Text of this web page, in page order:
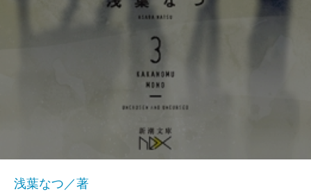
浅葉なつ／著